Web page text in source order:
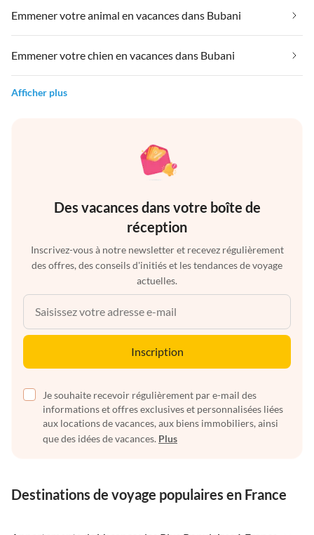
Emmener votre animal en vacances dans Bubani
Emmener votre chien en vacances dans Bubani
Afficher plus
Des vacances dans votre boîte de
réception
Inscrivez-vous à notre newsletter et recevez régulièrement
des offres, des conseils d'initiés et les tendances de voyage
actuelles.
Inscription
Je souhaite recevoir régulièrement par e-mail des
informations et offres exclusives et personnalisées liées
aux locations de vacances, aux biens immobiliers, ainsi
que des idées de vacances. Plus
Destinations de voyage populaires en France